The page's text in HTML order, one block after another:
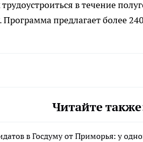
в течение
предлагает более
Читайте
в Госдуму от Приморья: у